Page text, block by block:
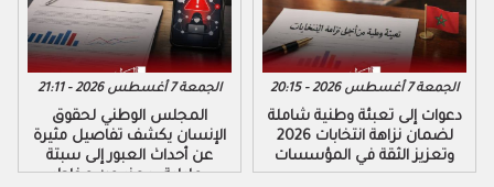
الجمعة 7 أغسطس 2026 - 21:11
المجلس الوطني لحقوق
الإنسان يكشف تفاصيل مثيرة
عن أحداث العبور إلى سبتة
ومليلية ويحذر من مخاطر
الجمعة 7 أغسطس 2026 - 20:15
دعوات إلى تعبئة وطنية شاملة
لضمان نزاهة انتخابات 2026
وتعزيز الثقة في المؤسسات